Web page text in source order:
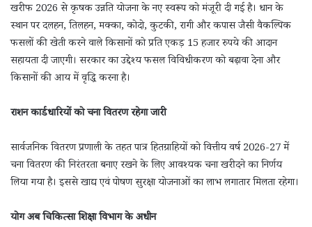
खरीफ 2026 से कृषक उन्नति योजना के नए स्वरूप को मंजूरी दी गई है। धान के
स्थान पर दलहन, तिलहन, मक्का, कोदो, कुटकी, रागी और कपास जैसी वैकल्पिक
फसलों की खेती करने वाले किसानों को प्रति एकड़ 15 हजार रुपये की आदान
सहायता दी जाएगी। सरकार का उद्देश्य फसल विविधीकरण को बढ़ावा देना और
किसानों की आय में वृद्धि करना है।
राशन कार्डधारियों को चना वितरण रहेगा जारी
सार्वजनिक वितरण प्रणाली के तहत पात्र हितग्राहियों को वित्तीय वर्ष 2026-27 में
चना वितरण की निरंतरता बनाए रखने के लिए आवश्यक चना खरीदने का निर्णय
लिया गया है। इससे खाद्य एवं पोषण सुरक्षा योजनाओं का लाभ लगातार मिलता रहेगा।
योग अब चिकित्सा शिक्षा विभाग के अधीन